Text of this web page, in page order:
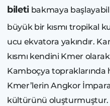
biletibakmaya
büyük bir kısmı tropikal
ucu ekvatora yakındır.
kısmı kendini Kmer
Kamboçya
Kmer’lerin Angkor
kültürünü oluşturmuştur.